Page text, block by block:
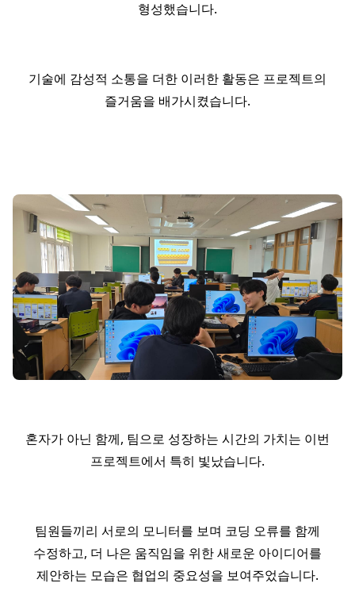
형성했습니다.
기술에 감성적 소통을 더한 이러한 활동은 프로젝트의
즐거움을 배가시켰습니다.
혼자가 아닌 함께, 팀으로 성장하는 시간의 가치는 이번
프로젝트에서 특히 빛났습니다.
팀원들끼리 서로의 모니터를 보며 코딩 오류를 함께
수정하고, 더 나은 움직임을 위한 새로운 아이디어를
제안하는 모습은 협업의 중요성을 보여주었습니다.